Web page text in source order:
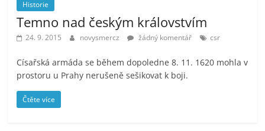
Historie
Temno nad českým královstvím
24. 9. 2015 novysmercz žádný komentář csr
Císařská armáda se během dopoledne 8. 11. 1620 mohla v
prostoru u Prahy nerušeně sešikovat k boji.
Čtěte více